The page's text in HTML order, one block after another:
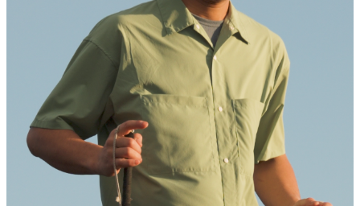
UL Shirtの良さである動きやすさを残しながら、
大きなポケットに合うバランスで、しっかりバック
パックをきれいに背負えるシルエットを追求してい
ったんです。その結果、胸の辺りから上はふわっと
して換気性がありながら、裾にかけてはすっきり細
く仕上げて「これってシャツなのか？」と自分でも
葛藤するくらい新しい挑戦になりました。